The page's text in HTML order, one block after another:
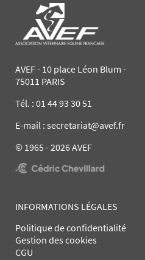
AVEF - 10 place Léon Blum -
75011 PARIS
Tél. : 01 44 93 30 51
E-mail : secretariat@avef.fr
© 1965 - 2026 AVEF
INFORMATIONS LÉGALES
Politique de confidentialité
Gestion des cookies
CGU